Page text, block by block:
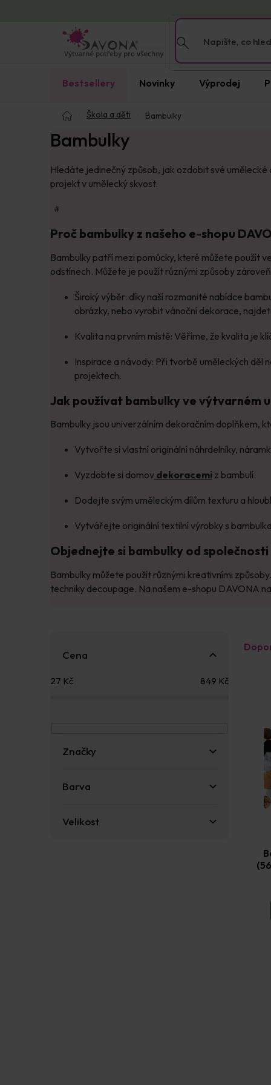
Bestsellery Novinky Výprodej
Škola a děti Bambulky
Bambulky
Hledáte jedinečný způsob, jak ozdobit své
projekt v umělecký skvost.
#
Proč bambulky z našeho e-shopu
Bambulky patří mezi pomůcky, které můžete použít
odstínech. Můžete je použít různými způsoby
Široký výběr: díky naší rozmanité nabídce
obrázky, nebo vyrobit vánoční dekorace,
Kvalita na prvním místě: Věříme, že kvalita je
Inspirace a návody: Při tvorbě uměleckých děl
projektech.
Jak používat bambulky ve výtvarném
Bambulky jsou univerzálním dekoračním doplňkem,
Vytvořte si vlastní originální náhrdelníky,
Vyzdobte si domov dekoracemi z bambulí.
Dodejte svým uměleckým dílům texturu a
Vytvářejte originální textilní výrobky s
Objednejte si bambulky od společnosti
Bambulky můžete použít různými kreativními
techniky decoupage. Na našem e-shopu DAVONA
t
Cena
27 Kč 849 Kč
Značky
Barva
Velikost
a